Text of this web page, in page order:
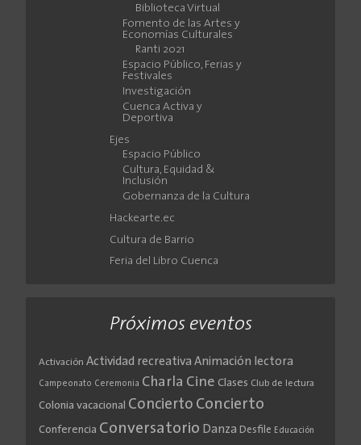
Biblioteca Virtual
Fomento de las Artes y
Economías Culturales
Ranti 2021
Espacio Público, Ferias y
Festivales
Investigación
Cuenca Activa y
Deportiva
Ejes
Espacio Público
Cultura, Equidad &
Inclusión
Gobernanza de la Cultura
Hackearte.ec
Cultura de Barrio
Feria del Libro Cuenca
Próximos eventos
Activación Actividad recreativa Animación lectora
Campeonato Ceremonia Charla Cine Clases Club de lectura
Colonia vacacional Concierto Concierto
Conferencia Conversatorio Danza Desfile Educación